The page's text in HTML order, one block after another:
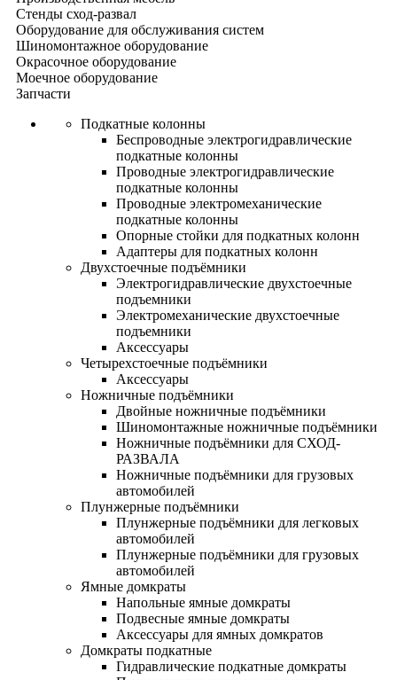
Стенды сход-развал
Оборудование для обслуживания систем
Шиномонтажное оборудование
Окрасочное оборудование
Моечное оборудование
Запчасти
Подкатные колонны
Беспроводные электрогидравлические
подкатные колонны
Проводные электрогидравлические
подкатные колонны
Проводные электромеханические
подкатные колонны
Опорные стойки для подкатных колонн
Адаптеры для подкатных колонн
Двухстоечные подъёмники
Электрогидравлические двухстоечные
подъемники
Электромеханические двухстоечные
подъемники
Аксессуары
Четырехстоечные подъёмники
Аксессуары
Ножничные подъёмники
Двойные ножничные подъёмники
Шиномонтажные ножничные подъёмники
Ножничные подъёмники для СХОД-
РАЗВАЛА
Ножничные подъёмники для грузовых
автомобилей
Плунжерные подъёмники
Плунжерные подъёмники для легковых
автомобилей
Плунжерные подъёмники для грузовых
автомобилей
Ямные домкраты
Напольные ямные домкраты
Подвесные ямные домкраты
Аксессуары для ямных домкратов
Домкраты подкатные
Гидравлические подкатные домкраты